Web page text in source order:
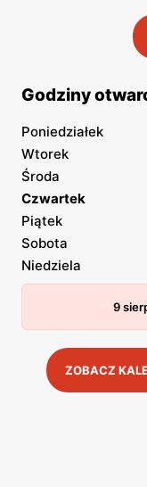
Godziny
Poniedziałek
Wtorek
Środa
Czwartek
Piątek
Sobota
Niedziela
9
ZOBACZ